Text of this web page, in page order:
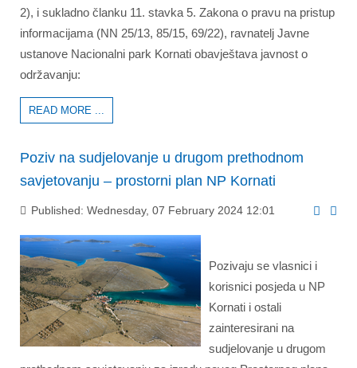
2), i sukladno članku 11. stavka 5. Zakona o pravu na pristup
informacijama (NN 25/13, 85/15, 69/22), ravnatelj Javne
ustanove Nacionalni park Kornati obavještava javnost o
održavanju:
READ MORE ...
Poziv na sudjelovanje u drugom prethodnom
savjetovanju – prostorni plan NP Kornati
Published: Wednesday, 07 February 2024 12:01
Pozivaju se vlasnici i
korisnici posjeda u NP
Kornati i ostali
zainteresirani na
sudjelovanje u drugom